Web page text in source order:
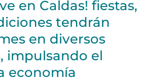
en Caldas! fiestas,
tendrán
en diversos
impulsando el
economía